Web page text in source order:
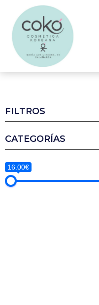
FILTROS
CATEGORÍAS
16.00€